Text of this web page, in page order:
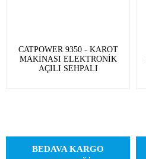
CATPOWER 9350 - KAROT
MAKİNASI ELEKTRONİK
AÇILI SEHPALI
BEDAVA KARGO